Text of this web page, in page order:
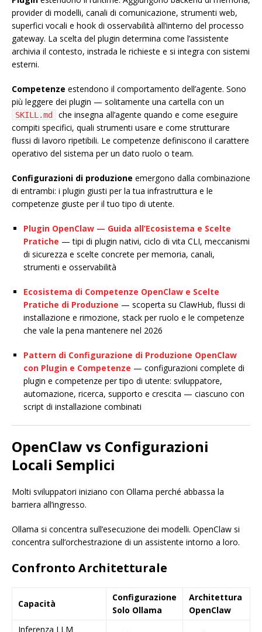
provider di modelli, canali di comunicazione, strumenti web,
superfici vocali e hook di osservabilità all’interno del processo
gateway. La scelta del plugin determina come l’assistente
archivia il contesto, instrada le richieste e si integra con sistemi
esterni.
Competenze estendono il comportamento dell’agente. Sono
più leggere dei plugin — solitamente una cartella con un
SKILL.md
che insegna all’agente quando e come eseguire
compiti specifici, quali strumenti usare e come strutturare
flussi di lavoro ripetibili. Le competenze definiscono il carattere
operativo del sistema per un dato ruolo o team.
Configurazioni di produzione emergono dalla combinazione
di entrambi: i plugin giusti per la tua infrastruttura e le
competenze giuste per il tuo tipo di utente.
Plugin OpenClaw — Guida all’Ecosistema e Scelte
Pratiche — tipi di plugin nativi, ciclo di vita CLI, meccanismi
di sicurezza e scelte concrete per memoria, canali,
strumenti e osservabilità
Ecosistema di Competenze OpenClaw e Scelte
Pratiche di Produzione — scoperta su ClawHub, flussi di
installazione e rimozione, stack per ruolo e le competenze
che vale la pena mantenere nel 2026
Pattern di Configurazione di Produzione OpenClaw
con Plugin e Competenze — configurazioni complete di
plugin e competenze per tipo di utente: sviluppatore,
automazione, ricerca, supporto e crescita — ciascuno con
script di installazione combinati
OpenClaw vs Configurazioni
Locali Semplici
Molti sviluppatori iniziano con Ollama perché abbassa la
barriera all’ingresso.
Ollama si concentra sull’esecuzione dei modelli. OpenClaw si
concentra sull’orchestrazione di un assistente intorno a loro.
Confronto Architetturale
Capacità
Configurazione
Solo Ollama
Architettura
OpenClaw
Inferenza LLM